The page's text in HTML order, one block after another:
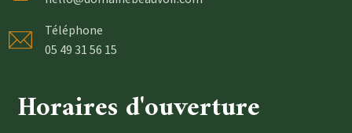
Téléphone
05 49 31 56 15
Horaires d'ouverture